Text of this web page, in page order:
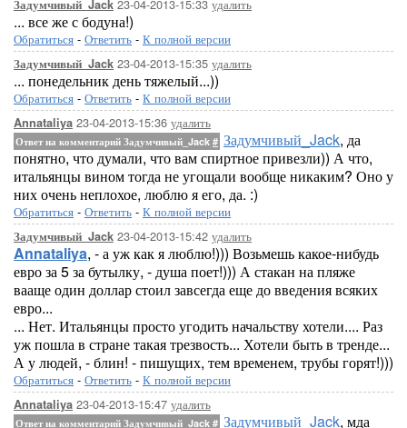
Задумчивый_Jack 23-04-2013-15:33 удалить
... все же с бодуна!)
Обратиться - Ответить - К полной версии
Задумчивый_Jack 23-04-2013-15:35 удалить
... понедельник день тяжелый...))
Обратиться - Ответить - К полной версии
Annataliya 23-04-2013-15:36 удалить
Ответ на комментарий Задумчивый_Jack # Задумчивый_Jack, да
понятно, что думали, что вам спиртное привезли)) А что,
итальянцы вином тогда не угощали вообще никаким? Оно у
них очень неплохое, люблю я его, да. :)
Обратиться - Ответить - К полной версии
Задумчивый_Jack 23-04-2013-15:42 удалить
Annataliya, - а уж как я люблю!))) Возьмешь какое-нибудь
евро за 5 за бутылку, - душа поет!))) А стакан на пляже
вааще один доллар стоил завсегда еще до введения всяких
евро...
... Нет. Итальянцы просто угодить начальству хотели.... Раз
уж пошла в стране такая трезвость... Хотели быть в тренде...
А у людей, - блин! - пишущих, тем временем, трубы горят!)))
Обратиться - Ответить - К полной версии
Annataliya 23-04-2013-15:47 удалить
Ответ на комментарий Задумчивый_Jack # Задумчивый_Jack, мда